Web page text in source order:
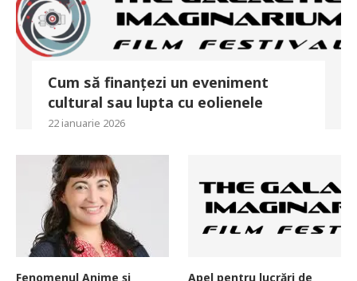
Cum să finanțezi un eveniment
cultural sau lupta cu eolienele
22 ianuarie 2026
Fenomenul Anime și Apel pentru lucrări de